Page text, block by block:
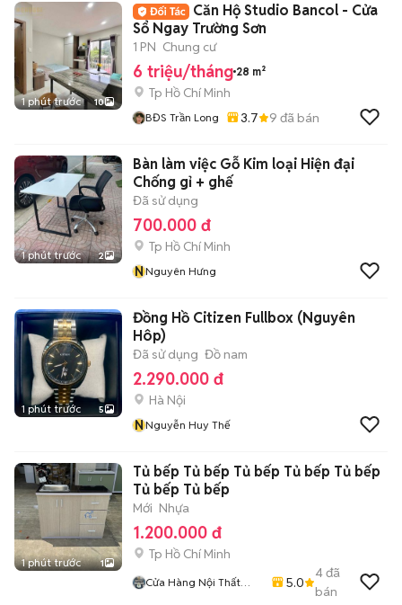
1 phút trước 10
Căn Hộ Studio Bancol - Cửa
Sổ Ngay Trường Sơn
1 PN Chung cư
6 triệu/tháng 28 m²
Tp Hồ Chí Minh
BĐS Trần Long 3.7 9 đã bán
1 phút trước 2
Bàn làm việc Gỗ Kim loại Hiện đại
Chống gỉ + ghế
Đã sử dụng
700.000 đ
Tp Hồ Chí Minh
NNguyên Hưng
1 phút trước 5
Đồng Hồ Citizen Fullbox (Nguyên
Hôp)
Đã sử dụng Đồ nam
2.290.000 đ
Hà Nội
NNguyễn Huy Thế
1 phút trước 1
Tủ bếp Tủ bếp Tủ bếp Tủ bếp Tủ bếp
Tủ bếp Tủ bếp
Mới Nhựa
1.200.000 đ
Tp Hồ Chí Minh
Cửa Hàng Nội Thất
5.0
4đã
bán